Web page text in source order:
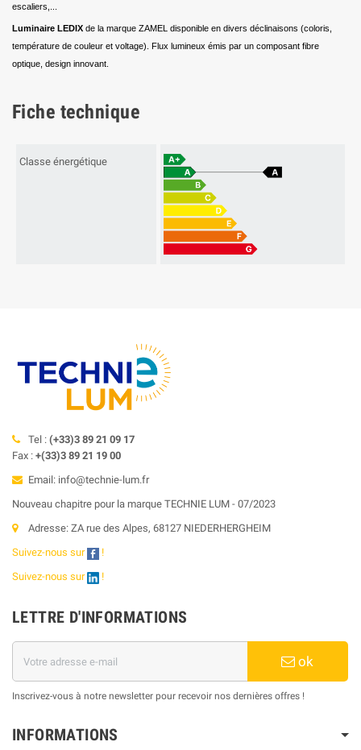
escaliers,...
Luminaire LEDIX de la marque ZAMEL disponible en divers déclinaisons (coloris,
température de couleur et voltage). Flux lumineux émis par un composant fibre
optique, design innovant.
Fiche technique
Classe énergétique
Tel : (+33)3 89 21 09 17
Fax : +(33)3 89 21 19 00
Email: info@technie-lum.fr
Nouveau chapitre pour la marque TECHNIE LUM - 07/2023
Adresse: ZA rue des Alpes, 68127 NIEDERHERGHEIM
Suivez-nous sur
!
Suivez-nous sur
!
LETTRE D'INFORMATIONS
ok
Inscrivez-vous à notre newsletter pour recevoir nos dernières offres !
INFORMATIONS